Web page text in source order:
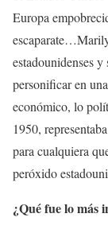
Europa
estadounidenses
personificar en
económico, lo
1950,
para cualquiera
peróxido
¿Qué fue lo